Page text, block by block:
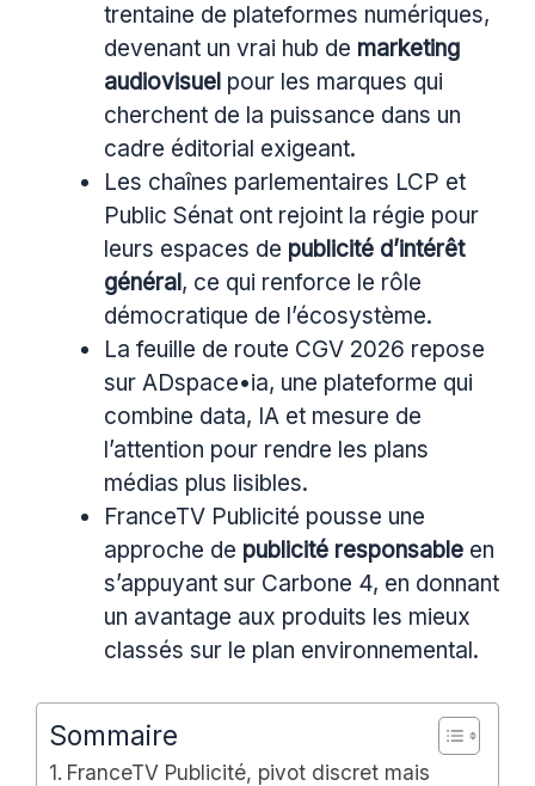
trentaine de plateformes numériques,
devenant un vrai hub de marketing
audiovisuel pour les marques qui
cherchent de la puissance dans un
cadre éditorial exigeant.
Les chaînes parlementaires LCP et
Public Sénat ont rejoint la régie pour
leurs espaces de publicité d’intérêt
général, ce qui renforce le rôle
démocratique de l’écosystème.
La feuille de route CGV 2026 repose
sur ADspace•ia, une plateforme qui
combine data, IA et mesure de
l’attention pour rendre les plans
médias plus lisibles.
FranceTV Publicité pousse une
approche de publicité responsable en
s’appuyant sur Carbone 4, en donnant
un avantage aux produits les mieux
classés sur le plan environnemental.
Sommaire
FranceTV Publicité, pivot discret mais